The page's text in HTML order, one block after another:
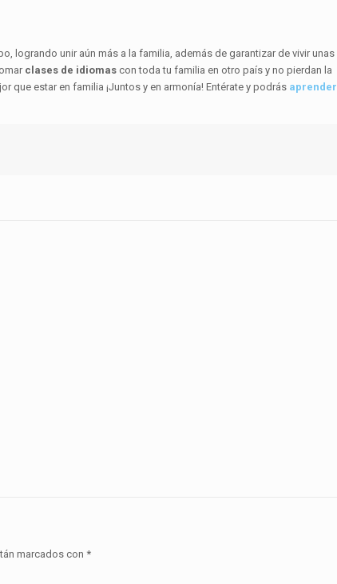
logrando unir aún más a la familia, además de garantizar de vivir unas
clases de idiomas con toda tu familia en otro país y no pierdan la
que estar en familia ¡Juntos y en armonía! Entérate y podrás aprender
marcados con *